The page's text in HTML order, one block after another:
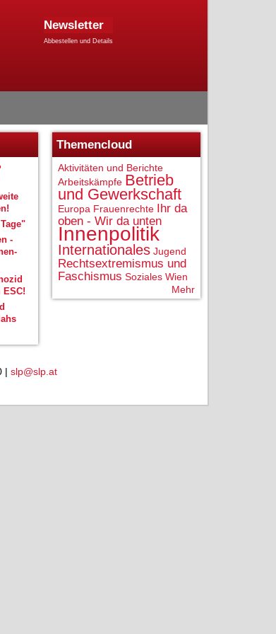
Newsletter
Abbestellen und Details
-
Themencloud
Aktivitäten und Berichte
Arbeitskämpfe Betrieb
und Gewerkschaft
Europa Frauenrechte Ihr da
oben - Wir da unten
Innenpolitik
Internationales Jugend
Rechtsextremismus und
Faschismus Soziales Wien
Mehr
| slp@slp.at